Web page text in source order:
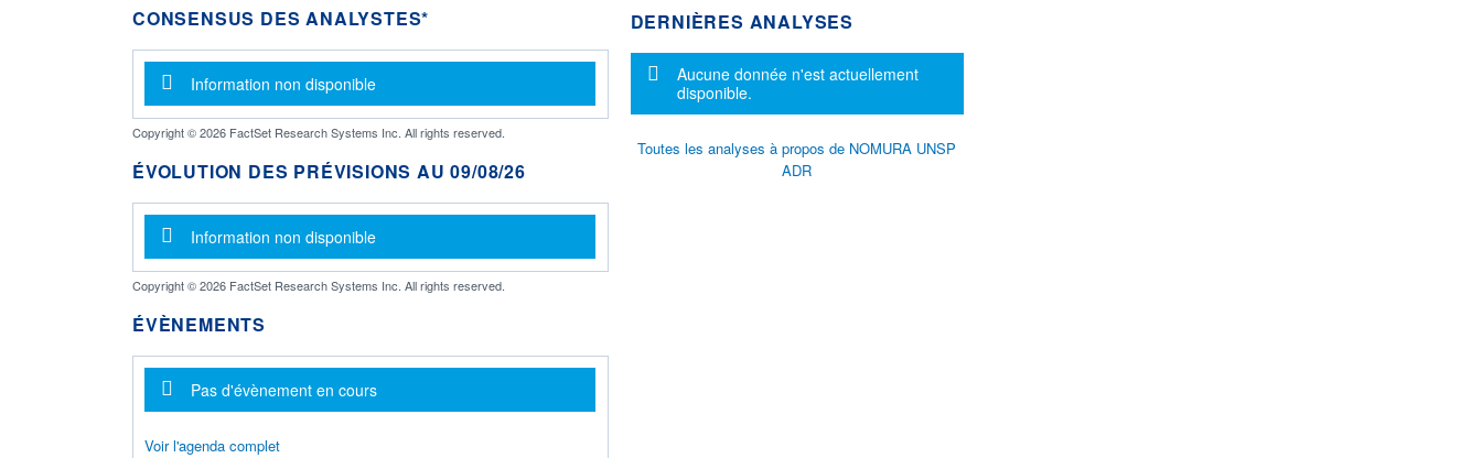
CONSENSUS DES ANALYSTES*
Message d'information
Information non disponible
Copyright © 2026 FactSet Research Systems Inc. All rights reserved.
ÉVOLUTION DES PRÉVISIONS AU 09/08/26
Message d'information
Information non disponible
Copyright © 2026 FactSet Research Systems Inc. All rights reserved.
ÉVÈNEMENTS
Message d'information
Pas d'évènement en cours
Voir l'agenda complet
DERNIÈRES ANALYSES
Message d'information
Aucune donnée n'est actuellement
disponible.
Toutes les analyses à propos de NOMURA UNSP
ADR